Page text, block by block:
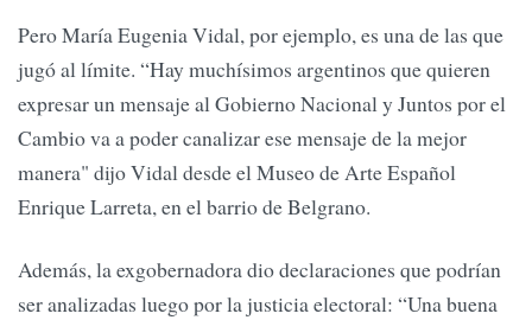
Pero María Eugenia Vidal, por ejemplo, es una de las que
jugó al límite. “Hay muchísimos argentinos que quieren
expresar un mensaje al Gobierno Nacional y Juntos por el
Cambio va a poder canalizar ese mensaje de la mejor
manera" dijo Vidal desde el Museo de Arte Español
Enrique Larreta, en el barrio de Belgrano.
Además, la exgobernadora dio declaraciones que podrían
ser analizadas luego por la justicia electoral: “Una buena